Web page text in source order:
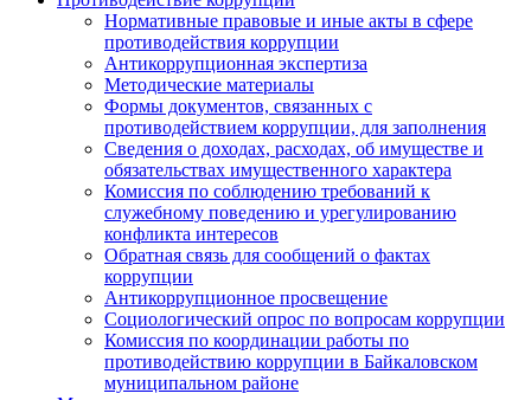
Нормативные правовые и иные акты в сфере
противодействия коррупции
Антикоррупционная экспертиза
Методические материалы
Формы документов, связанных с
противодействием коррупции, для заполнения
Сведения о доходах, расходах, об имуществе и
обязательствах имущественного характера
Комиссия по соблюдению требований к
служебному поведению и урегулированию
конфликта интересов
Обратная связь для сообщений о фактах
коррупции
Антикоррупционное просвещение
Социологический опрос по вопросам коррупции
Комиссия по координации работы по
противодействию коррупции в Байкаловском
муниципальном районе